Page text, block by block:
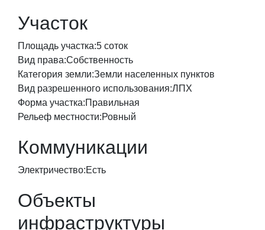
Участок
Площадь участка:5 соток
Вид права:Собственность
Категория земли:Земли населенных пунктов
Вид разрешенного использования:ЛПХ
Форма участка:Правильная
Рельеф местности:Ровный
Коммуникации
Электричество:Есть
Объекты
инфраструктуры